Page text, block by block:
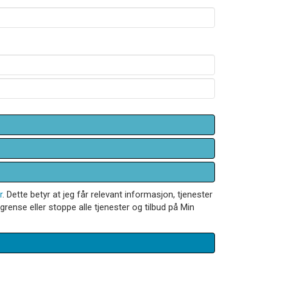
. Dette betyr at jeg får relevant informasjon, tjenester
eller stoppe alle tjenester og tilbud på Min